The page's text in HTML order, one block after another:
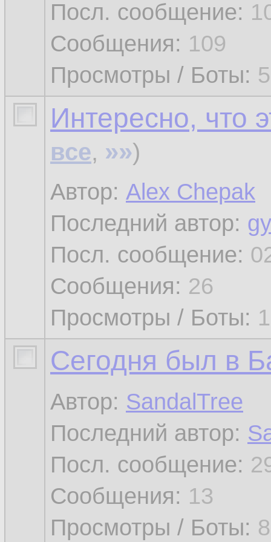
Посл. сообщение:
Сообщения: 109
Просмотры / Боты:
Интересно, что
все, »»)
Автор: Alex Chepak
Последний автор:
Посл. сообщение:
Сообщения: 26
Просмотры / Боты:
Сегодня был в
Автор: SandalTree
Последний автор:
Посл. сообщение:
Сообщения: 13
Просмотры / Боты: